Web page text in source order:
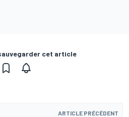
cet article
ARTICLE PRÉCÉDENT